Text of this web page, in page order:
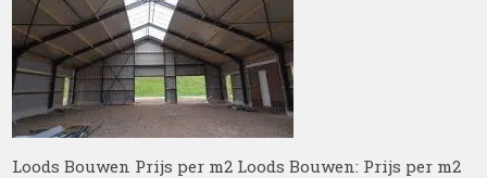
Loods Bouwen Prijs per m2 Loods Bouwen: Prijs per m2